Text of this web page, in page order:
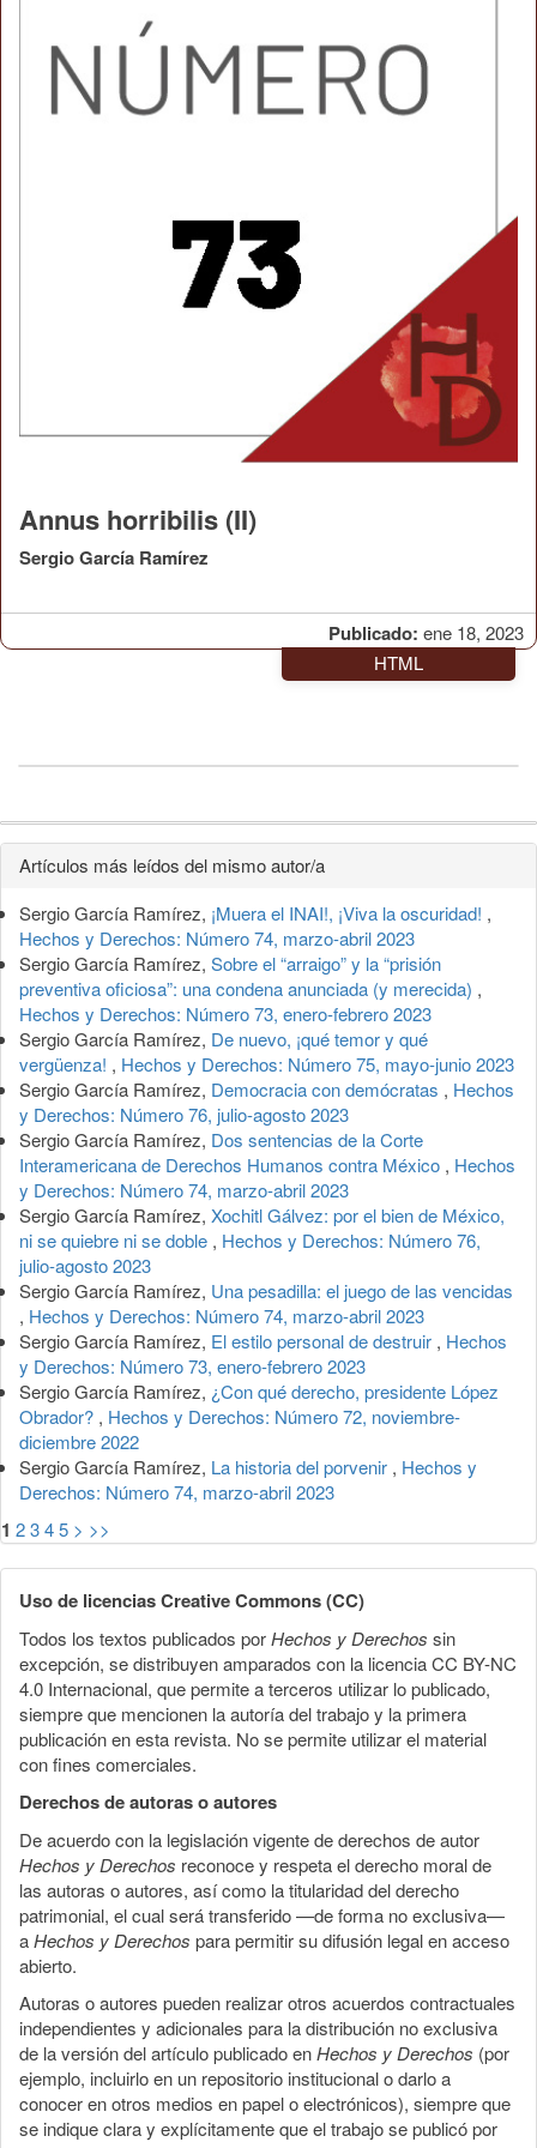
Publicado: ene 18, 2023
Annus horribilis (II)
Sergio García Ramírez
HTML
Detalles
del
artículo
Artículos más leídos del mismo autor/a
Sergio García Ramírez, ¡Muera el INAI!, ¡Viva la oscuridad! ,
Hechos y Derechos: Número 74, marzo-abril 2023
Sergio García Ramírez, Sobre el “arraigo” y la “prisión
preventiva oficiosa”: una condena anunciada (y merecida) ,
Hechos y Derechos: Número 73, enero-febrero 2023
Sergio García Ramírez, De nuevo, ¡qué temor y qué
vergüenza! , Hechos y Derechos: Número 75, mayo-junio 2023
Sergio García Ramírez, Democracia con demócratas , Hechos
y Derechos: Número 76, julio-agosto 2023
Sergio García Ramírez, Dos sentencias de la Corte
Interamericana de Derechos Humanos contra México , Hechos
y Derechos: Número 74, marzo-abril 2023
Sergio García Ramírez, Xochitl Gálvez: por el bien de México,
ni se quiebre ni se doble , Hechos y Derechos: Número 76,
julio-agosto 2023
Sergio García Ramírez, Una pesadilla: el juego de las vencidas
, Hechos y Derechos: Número 74, marzo-abril 2023
Sergio García Ramírez, El estilo personal de destruir , Hechos
y Derechos: Número 73, enero-febrero 2023
Sergio García Ramírez, ¿Con qué derecho, presidente López
Obrador? , Hechos y Derechos: Número 72, noviembre-
diciembre 2022
Sergio García Ramírez, La historia del porvenir , Hechos y
Derechos: Número 74, marzo-abril 2023
1 2345 > >>
Uso de licencias Creative Commons (CC)
Todos los textos publicados porHechos y Derechos sin
excepción, se distribuyen amparados con la licencia CC BY-NC
4.0 Internacional, que permite a terceros utilizar lo publicado,
siempre que mencionen la autoría del trabajo y la primera
publicación en esta revista. No se permite utilizar el material
con fines comerciales.
Derechos de autoras o autores
De acuerdo con la legislación vigente de derechos de autor
Hechos y Derechos reconoce y respeta el derecho moral de
las autoras o autores, así como la titularidad del derecho
patrimonial, el cual será transferido —de forma no exclusiva—
aHechos y Derechos para permitir su difusión legal en acceso
abierto.
Autoras o autores pueden realizar otros acuerdos contractuales
independientes y adicionales para la distribución no exclusiva
de la versión del artículo publicado enHechos y Derechos (por
ejemplo, incluirlo en un repositorio institucional o darlo a
conocer en otros medios en papel o electrónicos), siempre que
se indique clara y explícitamente que el trabajo se publicó por